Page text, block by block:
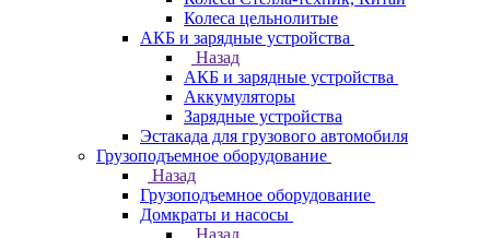
Колеса цельнолитые
АКБ и зарядные устройства
Назад
АКБ и зарядные устройства
Аккумуляторы
Зарядные устройства
Эстакада для грузового автомобиля
Грузоподъемное оборудование
Назад
Грузоподъемное оборудование
Домкраты и насосы
Назад